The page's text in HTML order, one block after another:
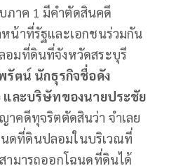
าค 1 มีคำตัดสินคดี
หน้าที่รัฐและเอกชนร่วมกัน
อมที่ดินที่จังหวัดสระบุรี
รัตน์ นักธุรกิจชื่อดัง
และบริษัทของนายประชัย
าคดีทุจริตตัดสินว่า จำเลย
ดที่ดินปลอมในบริเวณที่
ามารถออกโฉนดที่ดินได้